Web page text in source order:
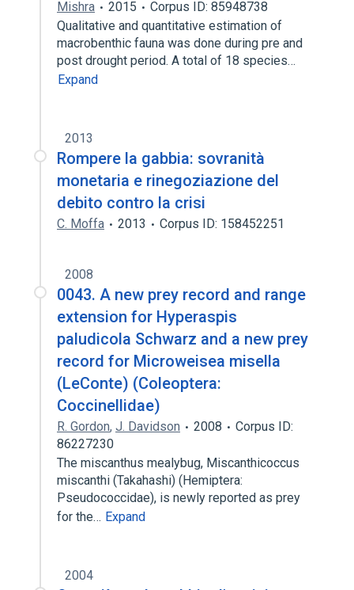
Mishra
2015
Corpus ID: 85948738
Qualitative and quantitative estimation of
macrobenthic fauna was done during pre and
post drought period. A total of 18 species…
Expand
2013
Rompere la gabbia: sovranità
monetaria e rinegoziazione del
debito contro la crisi
C. Moffa 2013 Corpus ID: 158452251
2008
0043. A new prey record and range
extension for Hyperaspis
paludicola Schwarz and a new prey
record for Microweisea misella
(LeConte) (Coleoptera:
Coccinellidae)
R. Gordon, J. Davidson 2008
Corpus ID:
86227230
The miscanthus mealybug, Miscanthicoccus
miscanthi (Takahashi) (Hemiptera:
Pseudococcidae), is newly reported as prey
for the… Expand
2004